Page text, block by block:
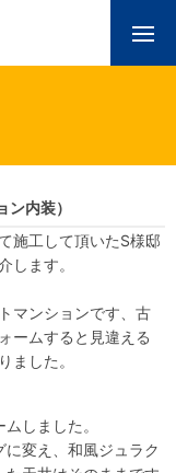
内装）
施工して頂いたS様邸
します。
マンションです、古
ームすると見違える
ました。
しました。
に変え、和風ジュラク